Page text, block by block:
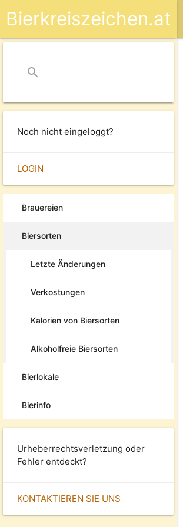
Bierkreiszeichen.at
search
Noch nicht eingeloggt?
LOGIN
Brauereien
Biersorten
Letzte Änderungen
Verkostungen
Kalorien von Biersorten
Alkoholfreie Biersorten
Bierlokale
Bierinfo
Urheberrechtsverletzung oder
Fehler entdeckt?
KONTAKTIEREN SIE UNS